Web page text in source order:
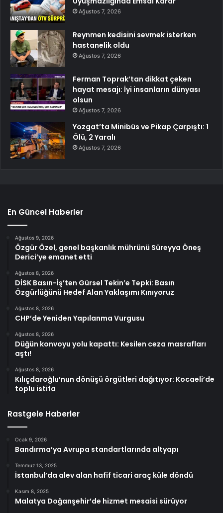
Ağustos 7, 2026
Reynmen kedisini sevmek isterken
hastanelik oldu
Ağustos 7, 2026
Ferman Toprak’tan dikkat çeken
hayat mesajı: İyi insanların dünyası
olsun
Ağustos 7, 2026
Yozgat’ta Minibüs ve Pikap Çarpıştı: 1
Ölü, 2 Yaralı
Ağustos 7, 2026
En Güncel Haberler
Ağustos 9, 2026
Özgür Özel, genel başkanlık mührünü Süreyya Öneş
Derici’ye emanet etti
Ağustos 8, 2026
DİSK Basın-İş’ten Gürsel Tekin’e Tepki: Basın
Özgürlüğünü Hedef Alan Yaklaşımı Kınıyoruz
Ağustos 8, 2026
CHP’de Yeniden Yapılanma Vurgusu
Ağustos 8, 2026
Düğün konvoyu yolu kapattı: Kesilen ceza masrafları
aştı!
Ağustos 8, 2026
Kılıçdaroğlu’nun dönüşü örgütleri dağıtıyor: Kocaeli’de
toplu istifa
Rastgele Haberler
Ocak 9, 2026
Bandırma’ya Avrupa standartlarında altyapı
Temmuz 13, 2025
İstanbul’da alev alan hafif ticari araç küle döndü
Kasım 8, 2025
Malatya Doğanşehir’de hizmet mesaisi sürüyor